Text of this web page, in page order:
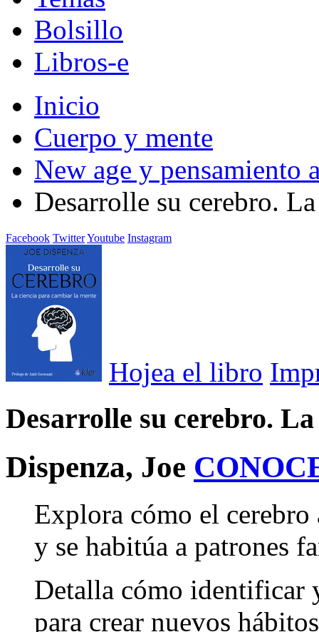
Bolsillo
Libros-e
Inicio
Cuerpo y mente
New age y pensamiento
Desarrolle su cerebro.
Facebook TwitterYoutube Instagram
Hojea el libro
Desarrolle su cerebro.
Dispenza, Joe
Explora cómo el
y se habitúa a patrones
Detalla cómo identificar
para crear nuevos